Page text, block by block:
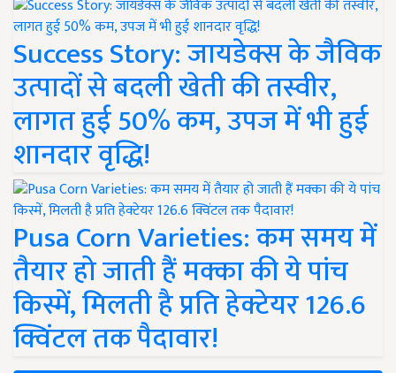
Success Story: जायडेक्स के जैविक
उत्पादों से बदली खेती की तस्वीर,
लागत हुई 50% कम, उपज में भी हुई
शानदार वृद्धि!
Pusa Corn Varieties: कम समय में
तैयार हो जाती हैं मक्का की ये पांच
किस्में, मिलती है प्रति हेक्टेयर 126.6
क्विंटल तक पैदावार!